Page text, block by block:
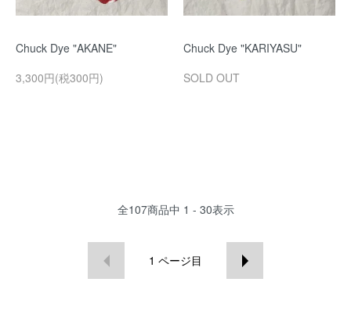
Chuck Dye "AKANE"
3,300円(税300円)
Chuck Dye "KARIYASU"
SOLD OUT
全107商品中 1 - 30表示
1 ページ目